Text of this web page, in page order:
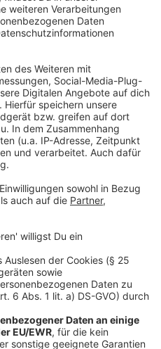
- und das Thema
2.000 neue
versprochen.
Zachel von einem neuen
Selimi ist beim
zum Thema: